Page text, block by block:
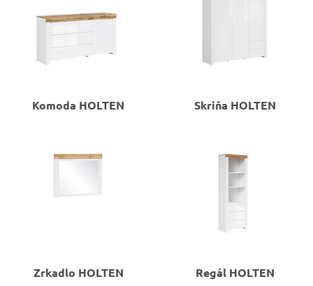
Komoda HOLTEN Skriňa HOLTEN
Zrkadlo HOLTEN Regál HOLTEN